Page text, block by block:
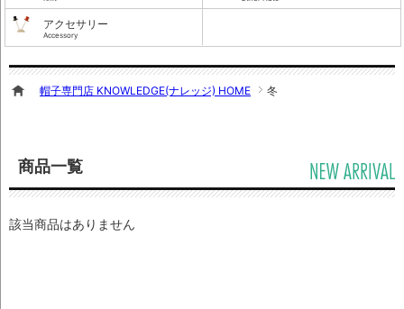
アクセサリー
Accessory
帽子専門店 KNOWLEDGE(ナレッジ) HOME 冬
商品一覧
該当商品はありません